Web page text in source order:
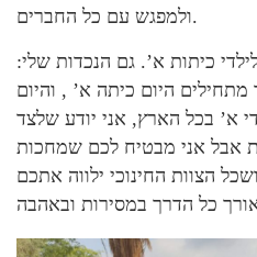
ולמפגש עם כל החברים.
כיתות א’. גם הנכדות שלי:
מתחילים היום כיתה א’ , והיום
א’ בכל הארץ, אני יודע שלצד
אני מבטיח לכם שמחכות
הצוות החינוכי ילווה אתכם